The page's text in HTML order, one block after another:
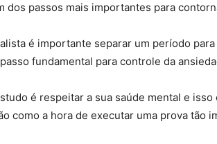
dos passos mais importantes para
é importante separar um período
fundamental para controle da
é respeitar a sua saúde mental e
como a hora de executar uma prova tão